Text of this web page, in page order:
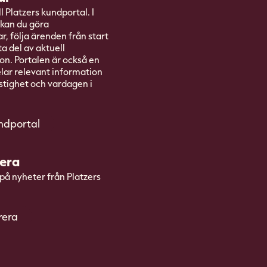
Platzers kundportal. I
du göra
följa ärenden från start
del av aktuell
Portalen är också en
relevant information
och vardagen i
nyheter från Platzers